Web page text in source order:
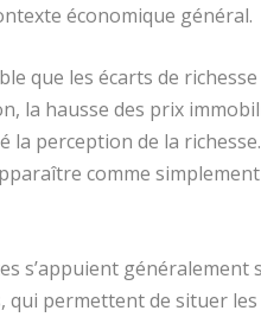
économique général.
que les écarts de
la hausse des prix
perception de la
comme
s’appuient généralement
qui permettent de situer